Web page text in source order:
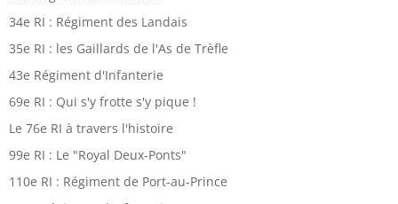
34e RI : Régiment des Landais
35e RI : les Gaillards de l'As de Trèfle
43e Régiment d'Infanterie
69e RI : Qui s'y frotte s'y pique !
Le 76e RI à travers l'histoire
99e RI : Le "Royal Deux-Ponts"
110e RI : Régiment de Port-au-Prince